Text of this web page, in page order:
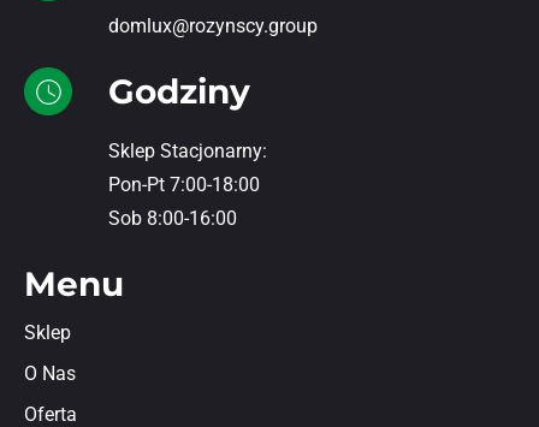
domlux@rozynscy.group
Godziny
Sklep Stacjonarny:
Pon-Pt 7:00-18:00
Sob 8:00-16:00
Menu
Sklep
O Nas
Oferta